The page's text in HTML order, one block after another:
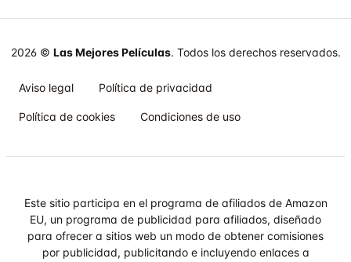
2026 © Las Mejores Películas. Todos los derechos reservados.
Aviso legal Política de privacidad
Política de cookies Condiciones de uso
Este sitio participa en el programa de afiliados de Amazon
EU, un programa de publicidad para afiliados, diseñado
para ofrecer a sitios web un modo de obtener comisiones
por publicidad, publicitando e incluyendo enlaces a